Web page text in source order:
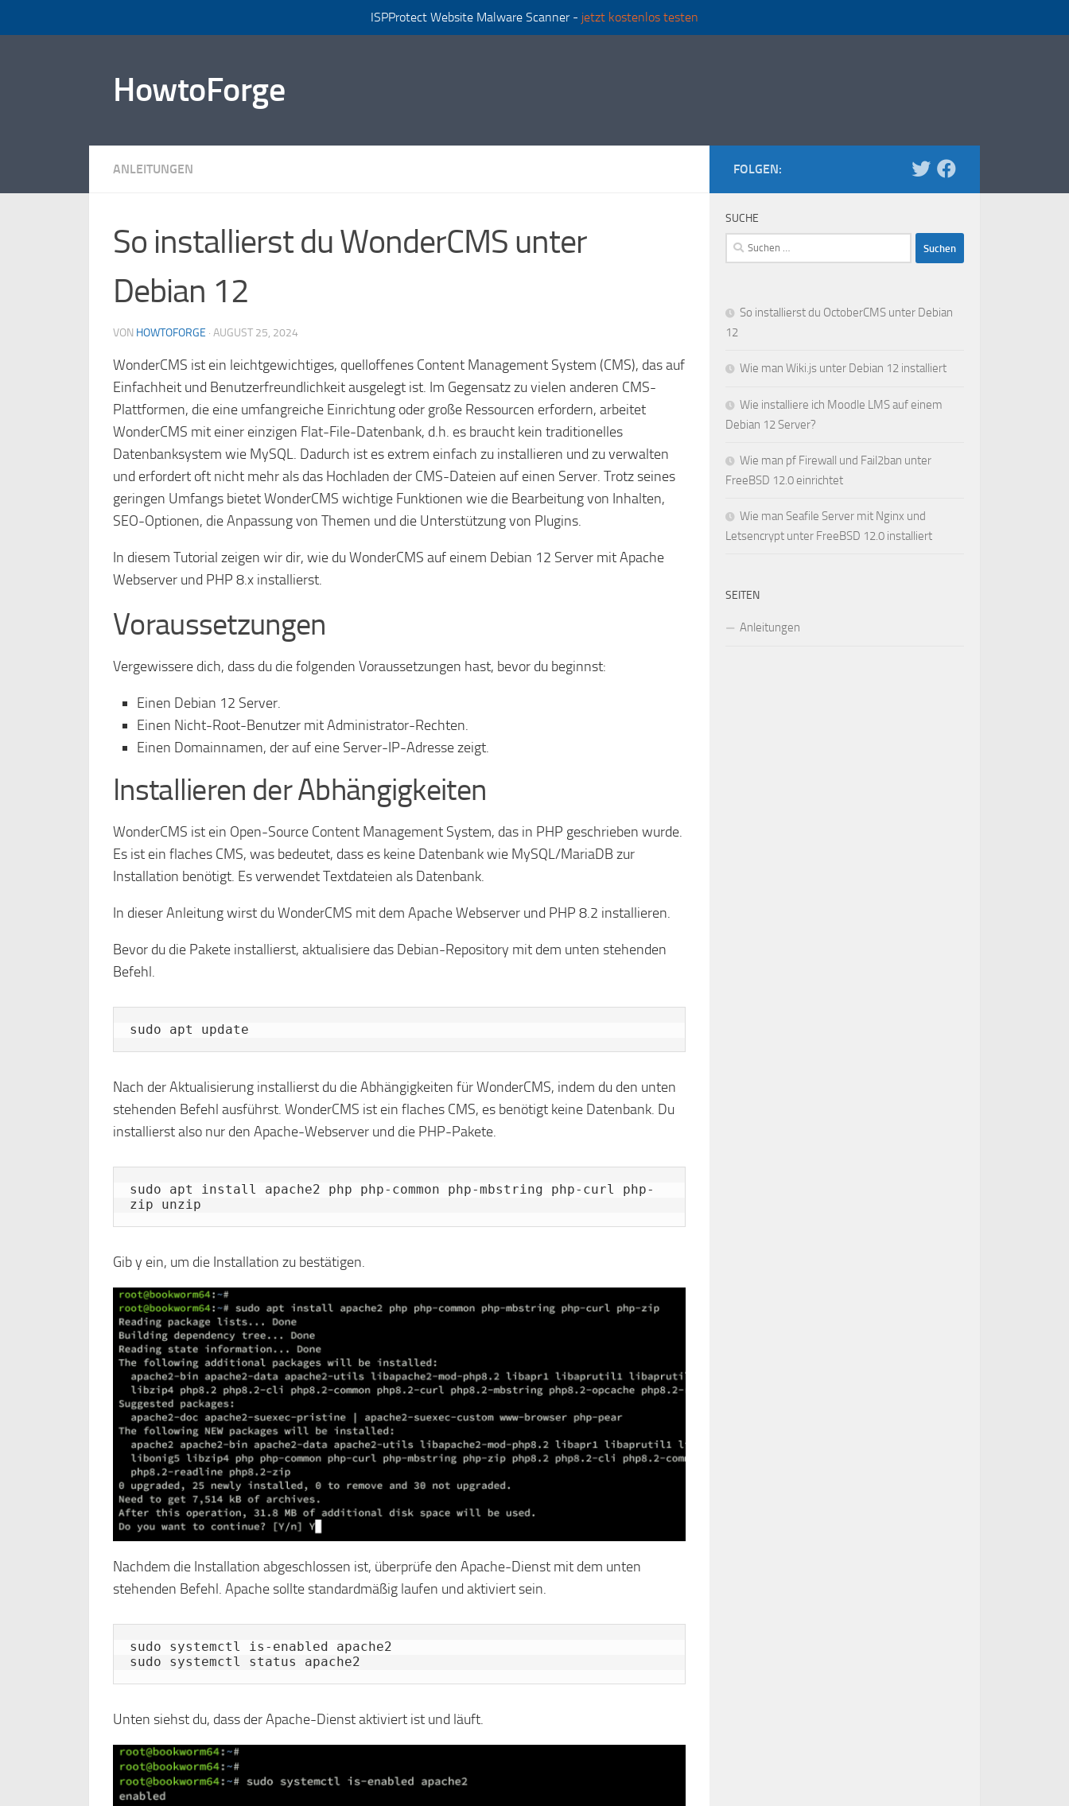
ISPProtect Website Malware Scanner - jetzt kostenlos testen
HowtoForge
ANLEITUNGEN
So installierst du WonderCMS unter
Debian 12
VON HOWTOFORGE · AUGUST 25, 2024
WonderCMS ist ein leichtgewichtiges, quelloffenes Content Management System (CMS), das auf
Einfachheit und Benutzerfreundlichkeit ausgelegt ist. Im Gegensatz zu vielen anderen CMS-
Plattformen, die eine umfangreiche Einrichtung oder große Ressourcen erfordern, arbeitet
WonderCMS mit einer einzigen Flat-File-Datenbank, d.h. es braucht kein traditionelles
Datenbanksystem wie MySQL. Dadurch ist es extrem einfach zu installieren und zu verwalten
und erfordert oft nicht mehr als das Hochladen der CMS-Dateien auf einen Server. Trotz seines
geringen Umfangs bietet WonderCMS wichtige Funktionen wie die Bearbeitung von Inhalten,
SEO-Optionen, die Anpassung von Themen und die Unterstützung von Plugins.
In diesem Tutorial zeigen wir dir, wie du WonderCMS auf einem Debian 12 Server mit Apache
Webserver und PHP 8.x installierst.
Voraussetzungen
Vergewissere dich, dass du die folgenden Voraussetzungen hast, bevor du beginnst:
Einen Debian 12 Server.
Einen Nicht-Root-Benutzer mit Administrator-Rechten.
Einen Domainnamen, der auf eine Server-IP-Adresse zeigt.
Installieren der Abhängigkeiten
WonderCMS ist ein Open-Source Content Management System, das in PHP geschrieben wurde.
Es ist ein flaches CMS, was bedeutet, dass es keine Datenbank wie MySQL/MariaDB zur
Installation benötigt. Es verwendet Textdateien als Datenbank.
In dieser Anleitung wirst du WonderCMS mit dem Apache Webserver und PHP 8.2 installieren.
Bevor du die Pakete installierst, aktualisiere das Debian-Repository mit dem unten stehenden
Befehl.
sudo apt update
Nach der Aktualisierung installierst du die Abhängigkeiten für WonderCMS, indem du den unten
stehenden Befehl ausführst. WonderCMS ist ein flaches CMS, es benötigt keine Datenbank. Du
installierst also nur den Apache-Webserver und die PHP-Pakete.
sudo apt install apache2 php php-common php-mbstring php-curl php-
zip unzip
Gib y ein, um die Installation zu bestätigen.
Nachdem die Installation abgeschlossen ist, überprüfe den Apache-Dienst mit dem unten
stehenden Befehl. Apache sollte standardmäßig laufen und aktiviert sein.
sudo systemctl is-enabled apache2
sudo systemctl status apache2
Unten siehst du, dass der Apache-Dienst aktiviert ist und läuft.
FOLGEN:
SUCHE
Suchen
nach:
So installierst du OctoberCMS unter Debian
12
Wie man Wiki.js unter Debian 12 installiert
Wie installiere ich Moodle LMS auf einem
Debian 12 Server?
Wie man pf Firewall und Fail2ban unter
FreeBSD 12.0 einrichtet
Wie man Seafile Server mit Nginx und
Letsencrypt unter FreeBSD 12.0 installiert
SEITEN
Anleitungen